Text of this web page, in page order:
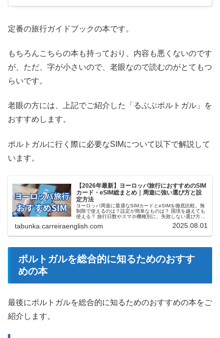
定番の旅行ガイドブックの本です。
もちろんこちらの本も持っており、内容も悪くないのです
が、ただ、字が小さいので、老眼なので読むのがとてもつ
らいです。
老眼の方には、上記でご紹介した「るぶぶポルトガル」を
おすすめします。
ポルトガルに行く際に必要なSIMについて以下で解説して
います。
【2026年最新】ヨーロッパ旅行におすすめのSIM
カード・eSIM総まとめ｜周遊に強い選び方と設
定方法
ヨーロッパ周遊に最適なSIMカードとeSIMを徹底比較。無
制限で使えるのは？設定が簡単なものは？ 国境を越えても
使える？ 旅行日数やスマホ機種別に、失敗しない選び方と
tabunka.carreiraenglish.com 2025.08.01
ポルトガルを総合的に知るためのおすす
めの本
最後にポルトガルを総合的に知るためのおすすめの本をご
紹介します。